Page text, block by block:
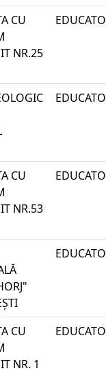
CU
NR.25
CU
NR.53
CU
NR. 1